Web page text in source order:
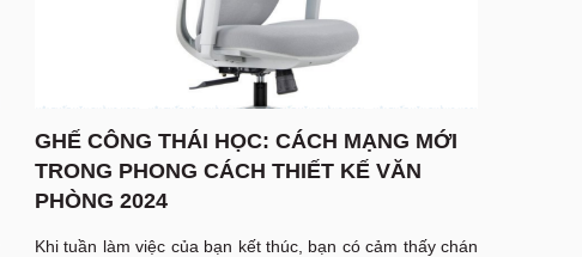
GHẾ CÔNG THÁI HỌC: CÁCH MẠNG MỚI
TRONG PHONG CÁCH THIẾT KẾ VĂN
PHÒNG 2024
Khi tuần làm việc của bạn kết thúc, bạn có cảm thấy chán